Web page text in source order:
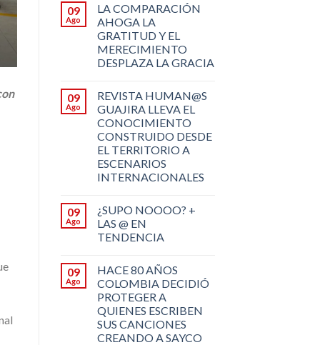
09
Ago
LA COMPARACIÓN
AHOGA LA
GRATITUD Y EL
MERECIMIENTO
DESPLAZA LA GRACIA
09
Ago
REVISTA HUMAN@S
GUAJIRA LLEVA EL
CONOCIMIENTO
CONSTRUIDO DESDE
EL TERRITORIO A
ESCENARIOS
INTERNACIONALES
09
Ago
¿SUPO NOOOO? +
LAS @ EN
TENDENCIA
09
Ago
HACE 80 AÑOS
COLOMBIA DECIDIÓ
PROTEGER A
QUIENES ESCRIBEN
SUS CANCIONES
CREANDO A SAYCO